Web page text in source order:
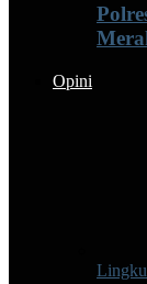
Opini